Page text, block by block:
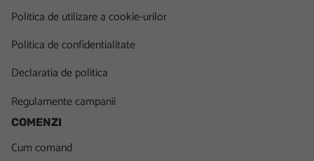
Politica de utilizare a cookie-urilor
Politica de confidentialitate
Declaratia de politica
Regulamente campanii
COMENZI
Cum comand